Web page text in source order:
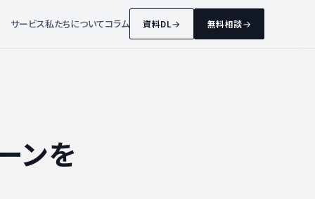
サービス私たちについてコラム 資料DL 無料相談
ンを